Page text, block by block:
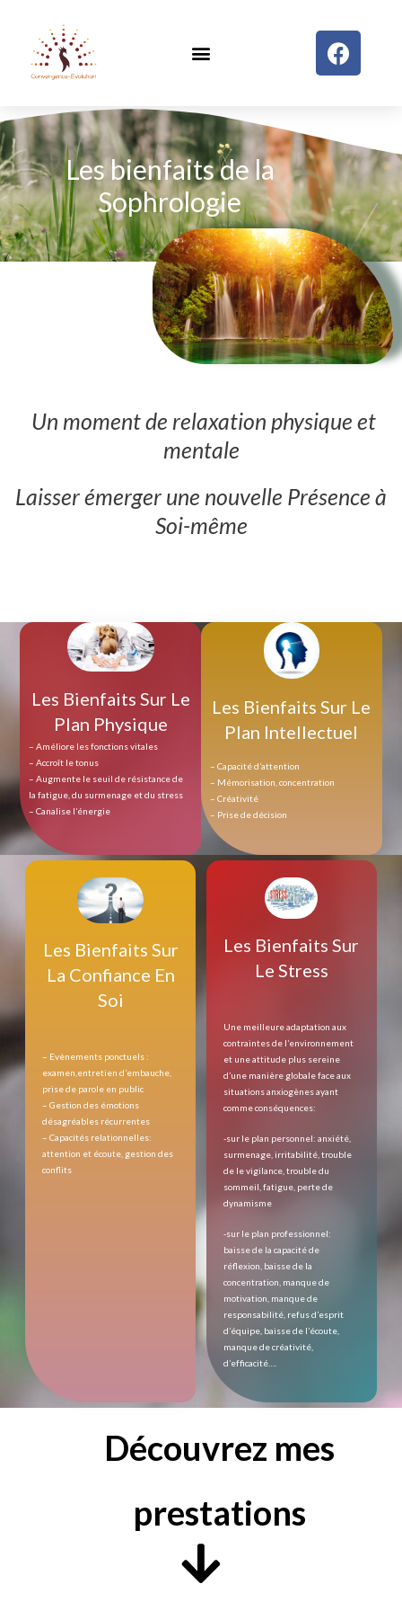
Les bienfaits de la
Sophrologie
Un moment de relaxation physique et
mentale
Laisser émerger une nouvelle Présence à
Soi-même
Les Bienfaits Sur Le
Plan Physique
– Améliore les fonctions vitales
– Accroît le tonus
– Augmente le seuil de résistance de
la fatigue, du surmenage et du stress
– Canalise l’énergie
Les Bienfaits Sur Le
Plan Intellectuel
– Capacité d’attention
– Mémorisation, concentration
– Créativité
– Prise de décision
Les Bienfaits Sur
La Confiance En
Soi
– Evènements ponctuels :
examen,entretien d’embauche,
prise de parole en public
– Gestion des émotions
désagréables récurrentes
– Capacités relationnelles:
attention et écoute, gestion des
conflits
Les Bienfaits Sur
Le Stress
Une meilleure adaptation aux
contraintes de l’environnement
et une attitude plus sereine
d’une manière globale face aux
situations anxiogènes ayant
comme conséquences:
-sur le plan personnel: anxiété,
surmenage, irritabilité, trouble
de le vigilance, trouble du
sommeil, fatigue, perte de
dynamisme
-sur le plan professionnel:
baisse de la capacité de
réflexion, baisse de la
concentration, manque de
motivation, manque de
responsabilité, refus d’esprit
d’équipe, baisse de l’écoute,
manque de créativité,
d’efficacité….
Découvrez mes
prestations